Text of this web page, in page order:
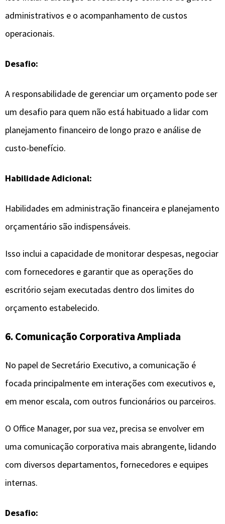
administrativos e o acompanhamento de custos
operacionais.
Desafio:
A responsabilidade de gerenciar um orçamento pode ser
um desafio para quem não está habituado a lidar com
planejamento financeiro de longo prazo e análise de
custo-benefício.
Habilidade Adicional:
Habilidades em administração financeira e planejamento
orçamentário são indispensáveis.
Isso inclui a capacidade de monitorar despesas, negociar
com fornecedores e garantir que as operações do
escritório sejam executadas dentro dos limites do
orçamento estabelecido.
6. Comunicação Corporativa Ampliada
No papel de Secretário Executivo, a comunicação é
focada principalmente em interações com executivos e,
em menor escala, com outros funcionários ou parceiros.
O Office Manager, por sua vez, precisa se envolver em
uma comunicação corporativa mais abrangente, lidando
com diversos departamentos, fornecedores e equipes
internas.
Desafio: